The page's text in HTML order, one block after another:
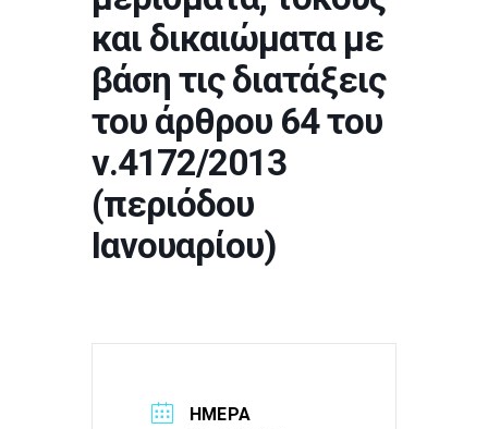
και δικαιώματα με
βάση τις διατάξεις
του άρθρου 64 του
ν.4172/2013
(περιόδου
Ιανουαρίου)
ΗΜΕΡΑ